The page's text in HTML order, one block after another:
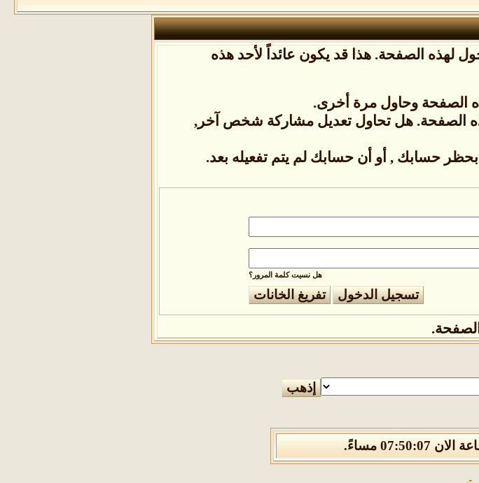
لهذه الصفحة. هذا قد يكون عائداً لأحد هذه
الصفحة وحاول مرة أخرى.
الصفحة. هل تحاول تعديل مشاركة شخص آخر,
بحظر حسابك , أو أن حسابك لم يتم تفعيله بعد.
هل نسيت كلمة المرور؟